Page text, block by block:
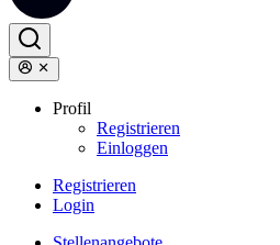
Profil
Registrieren
Einloggen
Registrieren
Login